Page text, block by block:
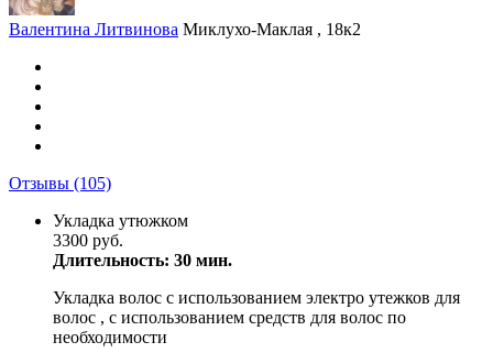
Валентина Литвинова Миклухо-Маклая , 18к2
Отзывы (105)
Укладка утюжком
3300 руб.
Длительность: 30 мин.
Укладка волос с использованием электро утежков для
волос , с использованием средств для волос по
необходимости